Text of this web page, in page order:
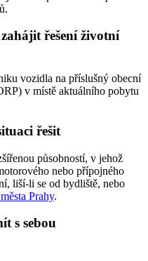
řešení životní
vozidla na příslušný obecní
v místě aktuálního pobytu
řešit
působností, v jehož
nebo přípojného
liší-li se od bydliště, nebo
Prahy.
s sebou